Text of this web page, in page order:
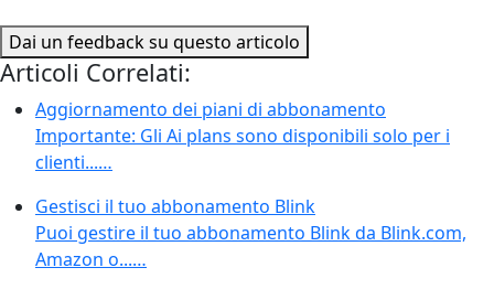
Dai un feedback su questo articolo
Articoli Correlati:
Aggiornamento dei piani di abbonamento
Importante: Gli Ai plans sono disponibili solo per i
clienti...…
Gestisci il tuo abbonamento Blink
Puoi gestire il tuo abbonamento Blink da Blink.com,
Amazon o...…